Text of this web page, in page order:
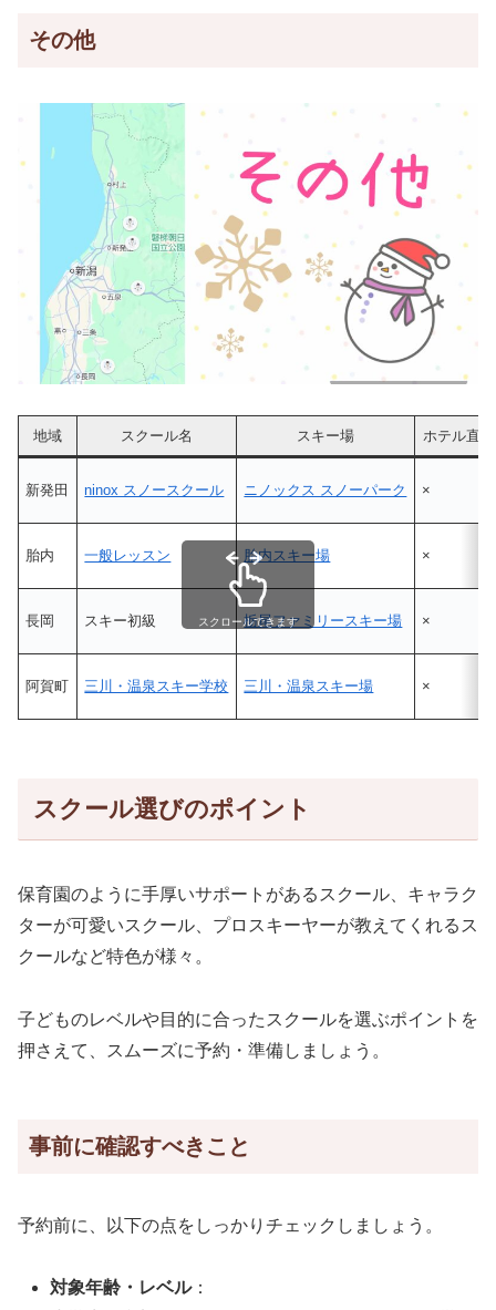
その他
地域 スクール名 スキー場 ホテル直結
新発田 ninox スノースクール ニノックス スノーパーク ×
胎内 一般レッスン 胎内スキー場 ×
長岡 スキー初級 栃尾ファミリースキー場 ×
阿賀町 三川・温泉スキー学校 三川・温泉スキー場 ×
スクロールできます
スクール選びのポイント
保育園のように手厚いサポートがあるスクール、キャラク
ターが可愛いスクール、プロスキーヤーが教えてくれるス
クールなど特色が様々。
子どものレベルや目的に合ったスクールを選ぶポイントを
押さえて、スムーズに予約・準備しましょう。
事前に確認すべきこと
予約前に、以下の点をしっかりチェックしましょう。
対象年齢・レベル：